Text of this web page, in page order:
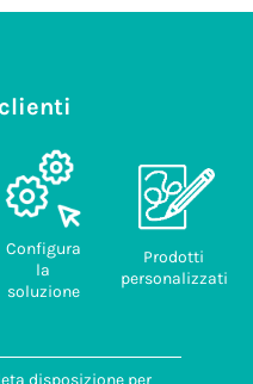
Configura
la
soluzione
Prodotti
personalizzati
disposizione per